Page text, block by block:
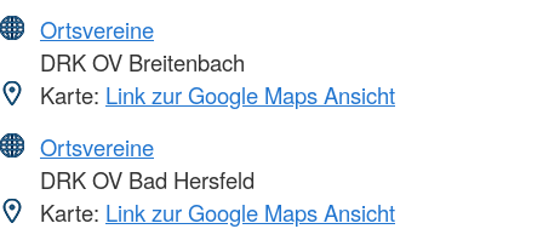
Ortsvereine
DRK OV Breitenbach
Karte: Link zur Google Maps Ansicht
Ortsvereine
DRK OV Bad Hersfeld
Karte: Link zur Google Maps Ansicht